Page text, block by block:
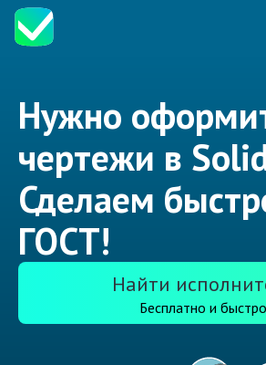
Нужно
чертежи в
Сделаем
ГОСТ!
Найти
Бесплатно и быстро